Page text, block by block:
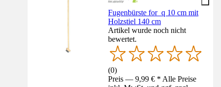
Fugenbürste for_q 10 cm mit
Holzstiel 140 cm
Artikel wurde noch nicht
bewertet.
(0)
Preis — 9,99 € * Alle Preise